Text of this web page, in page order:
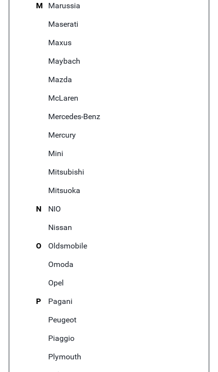
M
Marussia
Maserati
Maxus
Maybach
Mazda
McLaren
Mercedes-Benz
Mercury
Mini
Mitsubishi
Mitsuoka
N
NIO
Nissan
O
Oldsmobile
Omoda
Opel
P
Pagani
Peugeot
Piaggio
Plymouth